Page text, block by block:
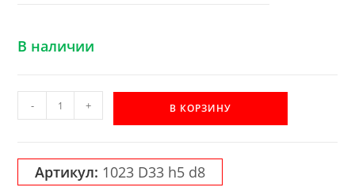
В наличии
Количество
товара
пазовая
фреза
- + В КОРЗИНУ
Артикул: 1023 D33 h5 d8